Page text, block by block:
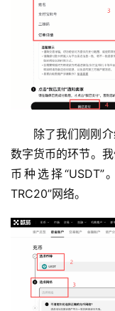
除了我们刚刚
数字货币的环节。
币种选择“USDT”
TRC20”网络。